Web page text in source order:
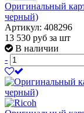
Оригинальный
черный)
Артикул: 408296
13 530 руб за шт
В наличии
-